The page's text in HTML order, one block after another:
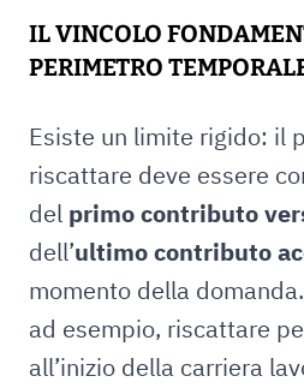
IL VINCOLO
PERIMETRO
Esiste un limite rigido: il
riscattare deve essere
del primo contributo
dell’ultimo contributo
momento della
ad esempio, riscattare
all’inizio della carriera